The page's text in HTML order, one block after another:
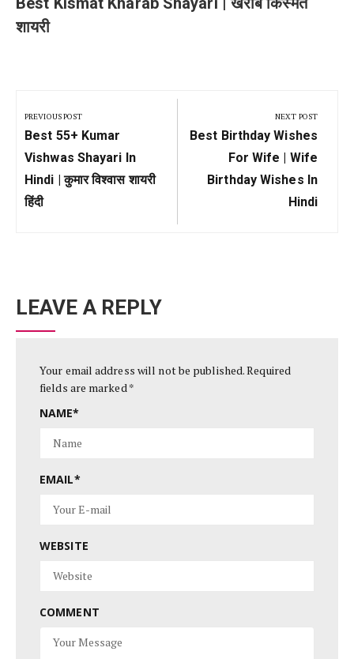
शायरी
navigation
PREVIOUS POST
Previous
Post:
Best 55+ Kumar
Vishwas Shayari In
Hindi | कुमार विश्वास शायरी
हिंदी
NEXT POST
Next
Best Birthday Wishes
For Wife | Wife
Birthday Wishes In
Hindi
LEAVE A REPLY
Your email address will not be published.Required
fields are marked *
NAME*
EMAIL*
WEBSITE
COMMENT